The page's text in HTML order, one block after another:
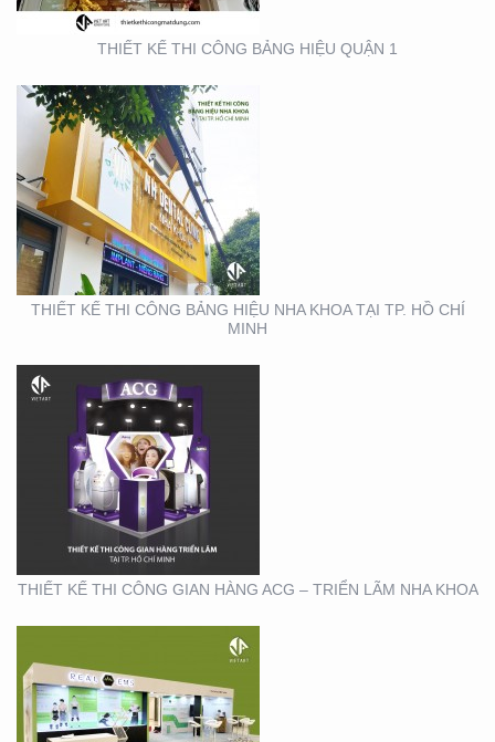
THIẾT KẾ THI CÔNG BẢNG HIỆU QUẬN 1
THIẾT KẾ THI CÔNG BẢNG HIỆU NHA KHOA TẠI TP. HỒ CHÍ
MINH
THIẾT KẾ THI CÔNG
GIAN HÀNG ACG –
TRIỂN LÃM NHA KHOA
THIẾT KẾ THI CÔNG GIAN HÀNG ACG – TRIỂN LÃM NHA KHOA
THIẾT KẾ THI CÔNG
GIAN HÀNG REAL EMS
TẠI TTTM
THIẾT KẾ THI CÔNG
CHUỖI CỬA HÀNG